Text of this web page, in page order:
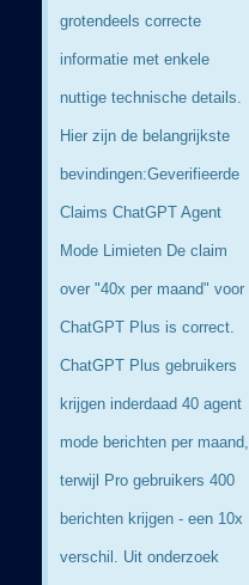
grotendeels correcte
informatie met enkele
nuttige technische details.
Hier zijn de belangrijkste
bevindingen: ​ Geverifieerde
Claims ChatGPT Agent
Mode Limieten De claim
over "40x per maand" voor
ChatGPT Plus is correct.
ChatGPT Plus gebruikers
krijgen inderdaad 40 agent
mode berichten per maand,
terwijl Pro gebruikers 400
berichten krijgen - een 10x
verschil. Uit onderzoek